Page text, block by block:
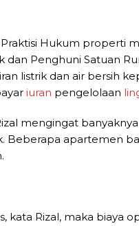
Praktisi Hukum properti
dan Penghuni Satuan
listrik dan air bersih
iuran pengelolaan
mengingat
Beberapa apartemen
kata Rizal, maka biaya